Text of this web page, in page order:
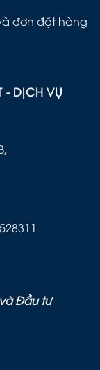
đơn đặt hàng
- DỊCH VỤ
và Đầu tư